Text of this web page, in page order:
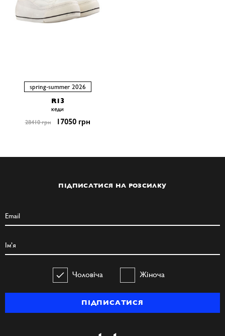
spring-summer 2026
R13
кеди
28410 грн 17050 грн
ПІДПИСАТИСЯ НА РОЗСИЛКУ
Чоловіча Жіноча
ПІДПИСАТИСЯ